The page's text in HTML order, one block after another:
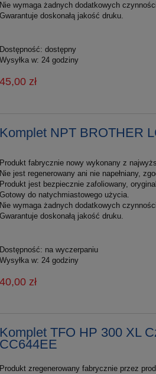
Nie wymaga żadnych dodatkowych
Gwarantuje doskonałą jakość druku.
Dostępność: dostępny
Wysyłka w: 24 godziny
45,00 zł
Komplet NPT BROTHER
Produkt fabrycznie nowy wykonany z
Nie jest regenerowany ani nie napełniany,
Produkt jest bezpiecznie zafoliowany,
Gotowy do natychmiastowego użycia.
Nie wymaga żadnych dodatkowych czynności.
Gwarantuje doskonałą jakość druku.
Dostępność: na wyczerpaniu
Wysyłka w: 24 godziny
40,00 zł
Komplet TFO HP 300 XL
CC644EE
Produkt zregenerowany fabrycznie przez